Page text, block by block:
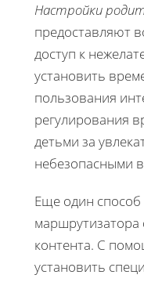
Настройки
предоставляют
доступ к
установить
пользования
регулирования
детьми за
небезопасными
Еще один
контента. С
установить